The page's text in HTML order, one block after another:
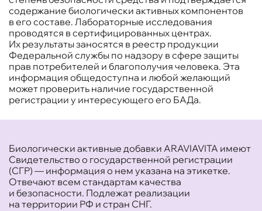
содержание биологически активных компонентов
в его составе. Лабораторные исследования
проводятся в сертифицированных центрах.
Их результаты заносятся в реестр продукции
Федеральной службы по надзору в сфере защиты
прав потребителей и благополучия человека. Эта
информация общедоступна и любой желающий
может проверить наличие государственной
регистрации у интересующего его БАДа.
Биологически активные добавки ARAVIAVITA имеют
Свидетельство о государственной регистрации
(СГР) — информация о нем указана на этикетке.
Отвечают всем стандартам качества
и безопасности. Подлежат реализации
на территории РФ и стран СНГ.